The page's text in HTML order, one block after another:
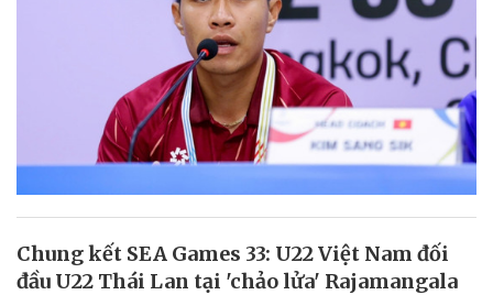
Chung kết SEA Games 33: U22 Việt Nam đối
đầu U22 Thái Lan tại 'chảo lửa' Rajamangala